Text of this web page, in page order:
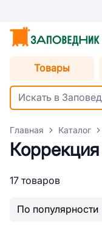
Товары
Главная Каталог
17 товаров